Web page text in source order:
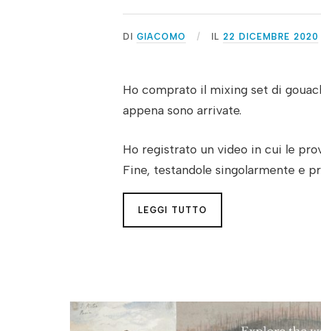
DI GIACOMO IL 22 DICEMBRE 2020
Ho comprato il mixing set di
appena sono arrivate.
Ho registrato un video in cui le
Fine, testandole singolarmente e
LEGGI TUTTO